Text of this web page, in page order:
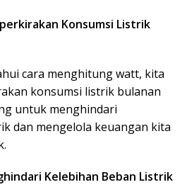
Konsumsi Listrik
cara menghitung watt, kita
konsumsi listrik bulanan
untuk menghindari
dan mengelola keuangan kita
Kelebihan Beban Listrik